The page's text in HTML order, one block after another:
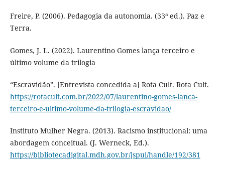
Freire, P. (2006). Pedagogia da autonomia. (33ª ed.). Paz e
Terra.
Gomes, J. L. (2022). Laurentino Gomes lança terceiro e
último volume da trilogia
“Escravidão”. [Entrevista concedida a] Rota Cult. Rota Cult.
https://rotacult.com.br/2022/07/laurentino-gomes-lanca-
terceiro-e-ultimo-volume-da-trilogia-escravidao/
Instituto Mulher Negra. (2013). Racismo institucional: uma
abordagem conceitual. (J. Werneck, Ed.).
https://bibliotecadigital.mdh.gov.br/jspui/handle/192/381